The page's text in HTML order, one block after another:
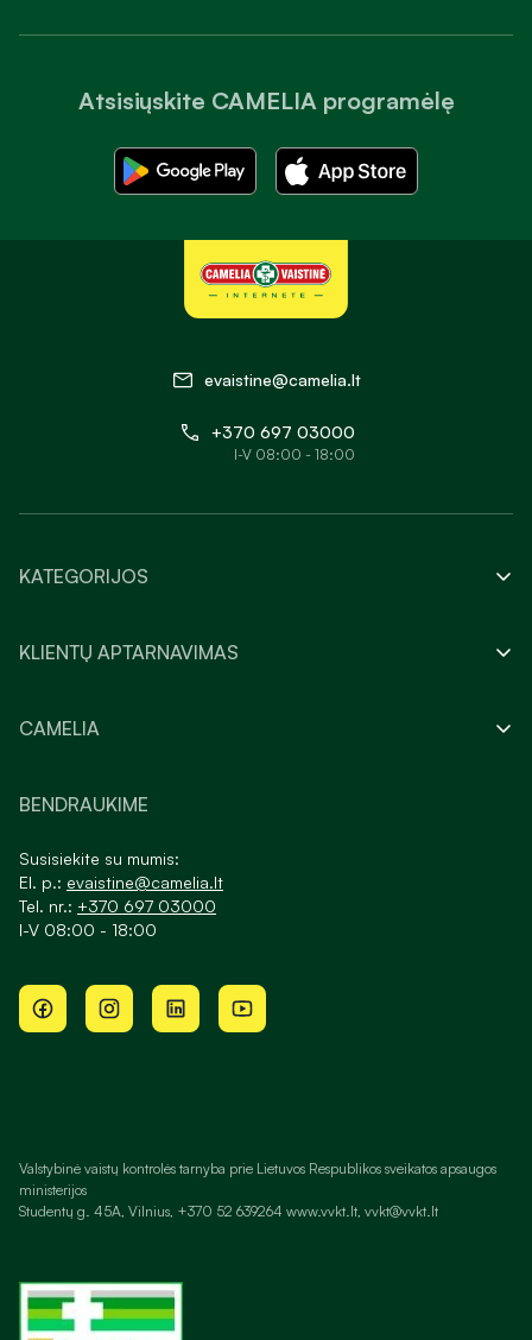
Atsisiųskite CAMELIA programėlę
evaistine@camelia.lt
+370 697 03000
I-V 08:00 - 18:00
KATEGORIJOS
KLIENTŲ APTARNAVIMAS
CAMELIA
BENDRAUKIME
Susisiekite su mumis:
El. p.: evaistine@camelia.lt
Tel. nr.: +370 697 03000
I-V 08:00 - 18:00
Valstybinė vaistų kontrolės tarnyba prie Lietuvos Respublikos sveikatos apsaugos
ministerijos
Studentų g. 45A, Vilnius, +370 52 639264 www.vvkt.lt, vvkt@vvkt.lt